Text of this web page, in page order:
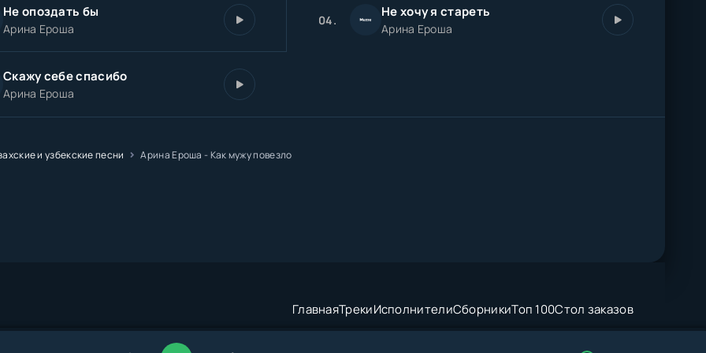
Не опоздать бы
Арина Ероша
04. Не хочу я стареть
Арина Ероша
Скажу себе спасибо
Арина Ероша
и узбекские песни Арина Ероша - Как мужу повезло
ГлавнаяТрекиИсполнителиСборникиТоп 100Стол заказов